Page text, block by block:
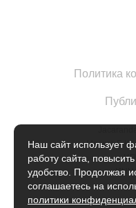
Политика
Москва
ИП
ИНН
Наш сайт использует
работу сайта,
удобство. Продолжая
соглашаетесь на
политики